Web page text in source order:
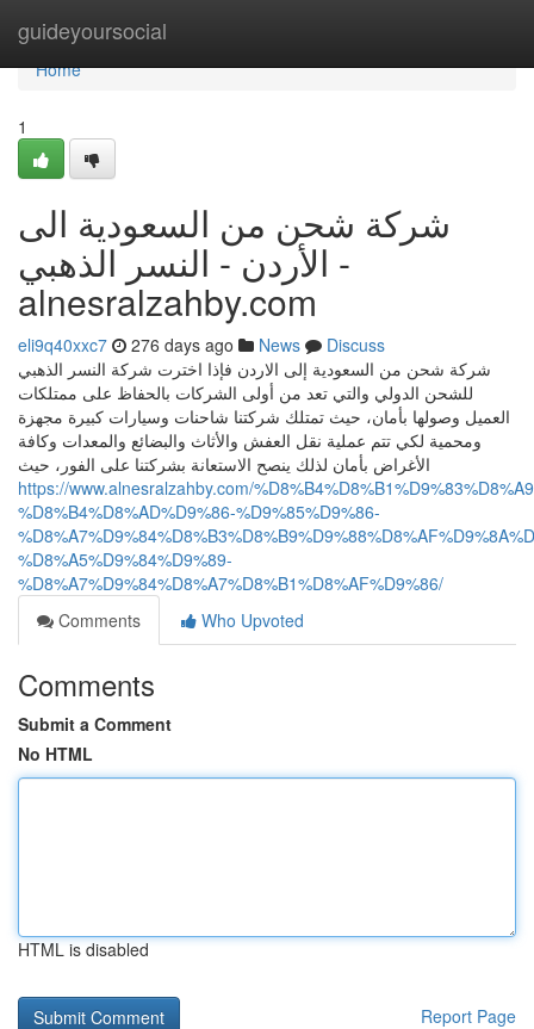
guideyoursocial
Home
Home
1
شركة شحن من السعودية الى
الأردن - النسر الذهبي -
alnesralzahby.com
eli9q40xxc7 276 days ago News
Discuss
شركة شحن من السعودية إلى الاردن فإذا اخترت شركة النسر الذهبي
للشحن الدولي والتي تعد من أولى الشركات بالحفاظ على ممتلكات
العميل وصولها بأمان، حيث تمتلك شركتنا شاحنات وسيارات كبيرة مجهزة
ومحمية لكي تتم عملية نقل العفش والأثاث والبضائع والمعدات وكافة
الأغراض بأمان لذلك ينصح الاستعانة بشركتنا على الفور، حيث
https://www.alnesralzahby.com/
%D8%B4%D8%AD%D9%86-%D9%85%D9%86-
%D8%A5%D9%84%D9%89-
%D8%A7%D9%84%D8%A7%D8%B1%D8%AF%D9%86/
Comments
Who Upvoted
Comments
Submit a Comment
No HTML
HTML is disabled
Report Page